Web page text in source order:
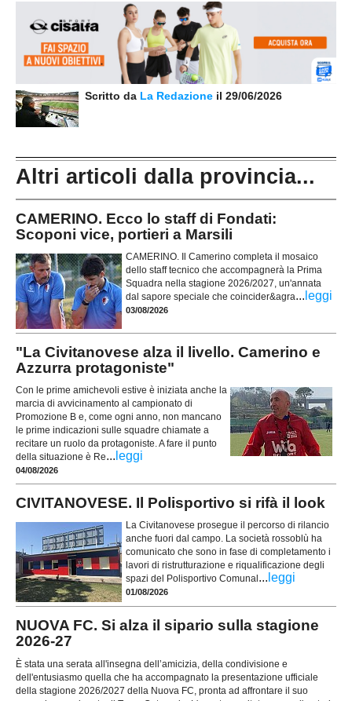
Scritto da La Redazione il 29/06/2026
Altri articoli dalla provincia...
CAMERINO. Ecco lo staff di Fondati:
Scoponi vice, portieri a Marsili
CAMERINO. Il Camerino completa il mosaico
dello staff tecnico che accompagnerà la Prima
Squadra nella stagione 2026/2027, un'annata
dal sapore speciale che coincider&agra... leggi
03/08/2026
"La Civitanovese alza il livello. Camerino e
Azzurra protagoniste"
Con le prime amichevoli estive è iniziata anche la
marcia di avvicinamento al campionato di
Promozione B e, come ogni anno, non mancano
le prime indicazioni sulle squadre chiamate a
recitare un ruolo da protagoniste. A fare il punto
della situazione è Re... leggi
04/08/2026
CIVITANOVESE. Il Polisportivo si rifà il look
La Civitanovese prosegue il percorso di rilancio
anche fuori dal campo. La società rossoblù ha
comunicato che sono in fase di completamento i
lavori di ristrutturazione e riqualificazione degli
spazi del Polisportivo Comunal ... leggi
01/08/2026
NUOVA FC. Si alza il sipario sulla stagione
2026-27
È stata una serata all'insegna dell’amicizia, della condivisione e
dell'entusiasmo quella che ha accompagnato la presentazione ufficiale
della stagione 2026/2027 della Nuova FC, pronta ad affrontare il suo